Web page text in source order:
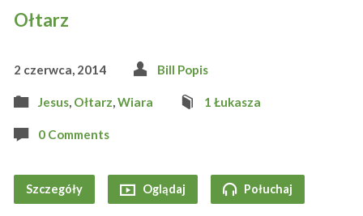
Ołtarz
2 czerwca, 2014 Bill Popis
Jesus, Ołtarz Wiara 1 Łukasza
0 Comments
Szczegóły Oglądaj Połuchaj